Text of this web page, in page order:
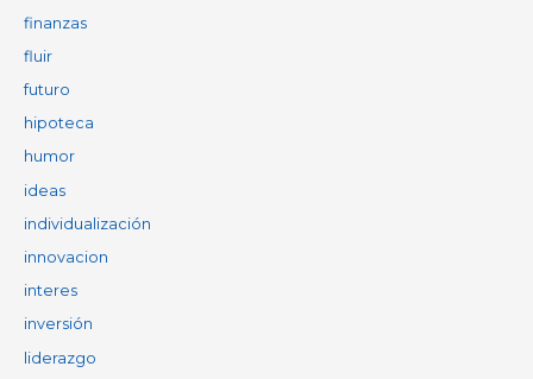
finanzas
fluir
futuro
hipoteca
humor
ideas
individualización
innovacion
interes
inversión
liderazgo